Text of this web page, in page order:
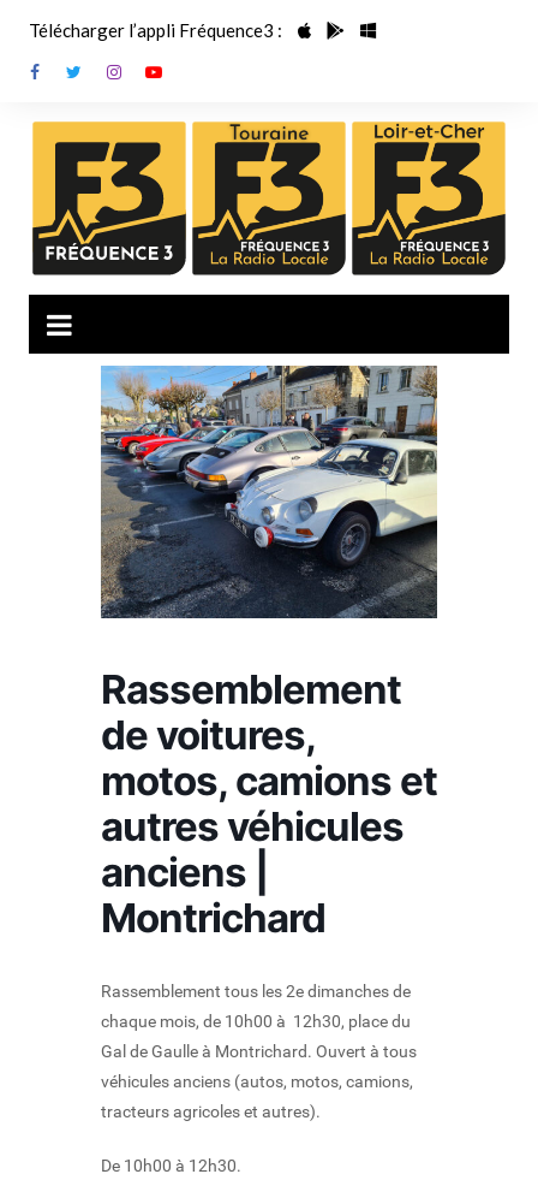
contenu
Télécharger l’appli Fréquence3 :
Rassemblement
de voitures,
motos, camions et
autres véhicules
anciens |
Montrichard
Rassemblement tous les 2e dimanches de
chaque mois, de 10h00 à 12h30, place du
Gal de Gaulle à Montrichard. Ouvert à tous
véhicules anciens (autos, motos, camions,
tracteurs agricoles et autres).
De 10h00 à 12h30.